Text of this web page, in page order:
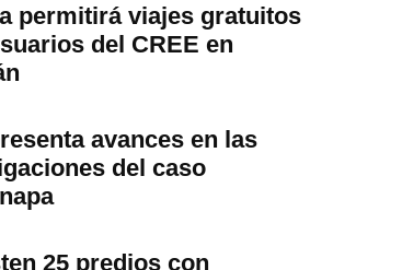
permitirá viajes gratuitos
del CREE en
avances en las
del caso
25 predios con